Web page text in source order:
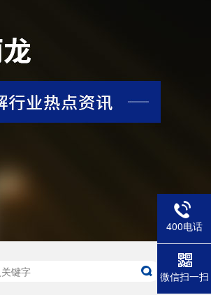
LED洗墙灯LXQ-G09
400电话
微信扫一扫